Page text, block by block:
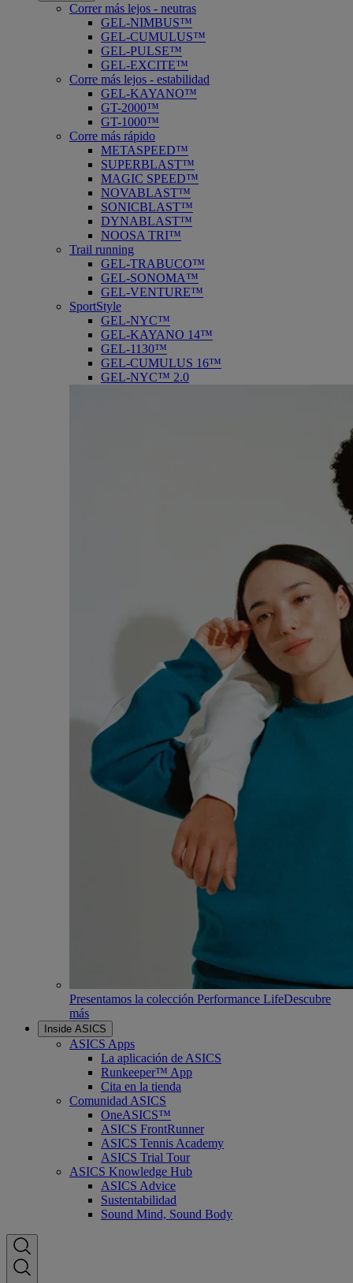
Correr más lejos - neutras
GEL-NIMBUS™
GEL-CUMULUS™
GEL-PULSE™
GEL-EXCITE™
Corre más lejos - estabilidad
GEL-KAYANO™
GT-2000™
GT-1000™
Corre más rápido
METASPEED™
SUPERBLAST™
MAGIC SPEED™
NOVABLAST™
SONICBLAST™
DYNABLAST™
NOOSA TRI™
Trail running
GEL-TRABUCO™
GEL-SONOMA™
GEL-VENTURE™
SportStyle
GEL-NYC™
GEL-KAYANO 14™
GEL-1130™
GEL-CUMULUS 16™
GEL-NYC™ 2.0
Presentamos la colección Performance LifeDescubre
más
Inside ASICS
ASICS Apps
La aplicación de ASICS
Runkeeper™ App
Cita en la tienda
Comunidad ASICS
OneASICS™
ASICS FrontRunner
ASICS Tennis Academy
ASICS Trial Tour
ASICS Knowledge Hub
ASICS Advice
Sustentabilidad
Sound Mind, Sound Body